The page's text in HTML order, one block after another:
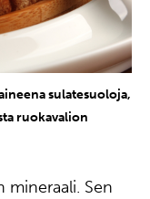
sulatesuoloja,
ruokavalion
mineraali. Sen